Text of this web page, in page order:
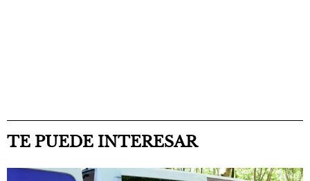
TE PUEDE INTERESAR